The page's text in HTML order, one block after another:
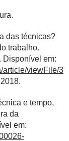
das técnicas?
trabalho.
Disponível em:
article/viewFile/3
e tempo,
da
em: